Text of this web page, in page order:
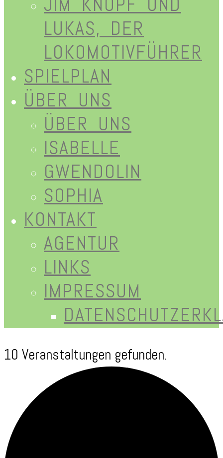
LUKAS, DER
LOKOMOTIVFÜHRER
SPIELPLAN
ÜBER UNS
ÜBER UNS
ISABELLE
GWENDOLIN
SOPHIA
KONTAKT
AGENTUR
LINKS
IMPRESSUM
10 Veranstaltungen gefunden.